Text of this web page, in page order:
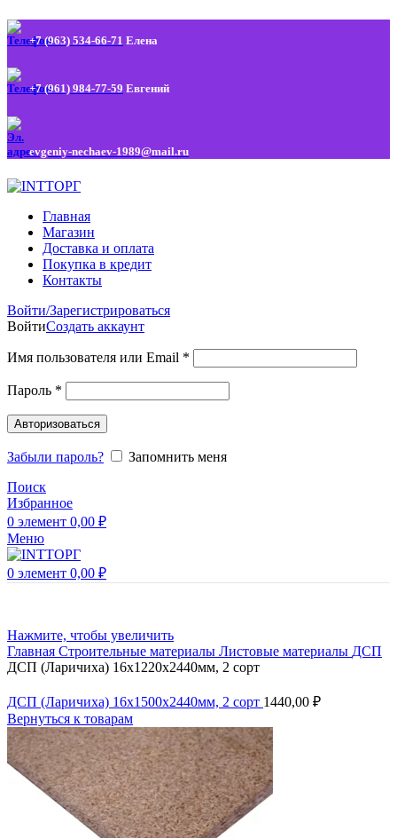
+7 (963) 534-66-71 Елена
+7 (961) 984-77-59 Евгений
evgeniy-nechaev-1989@mail.ru
Главная
Магазин
Доставка и оплата
Покупка в кредит
Контакты
Войти/Зарегистрироваться
ВойтиСоздать аккаунт
Имя пользователя или Email *
Пароль *
Авторизоваться
Забыли пароль?
Запомнить меня
Поиск
Избранное
0 элемент 0,00 ₽
Меню
0 элемент 0,00 ₽
Нажмите, чтобы увеличить
Главная Строительные материалы Листовые материалы ДСП
ДСП (Ларичиха) 16х1220х2440мм, 2 сорт
ДСП (Ларичиха) 16х1500х2440мм, 2 сорт 1440,00 ₽
Вернуться к товарам